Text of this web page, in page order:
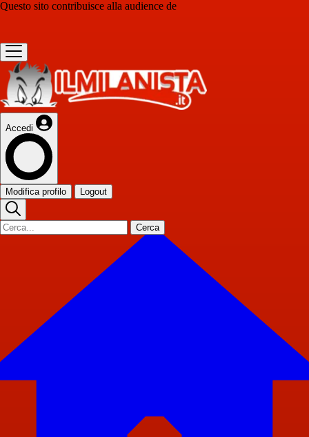
Questo sito contribuisce alla audience de
Accedi
Modifica profilo Logout
Cerca